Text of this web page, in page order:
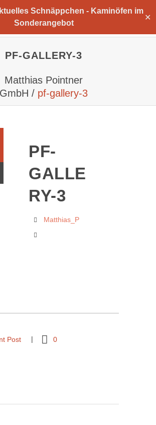
Schnäppchen - Kaminöfen im
Sonderangebot
✕
PF-GALLERY-3
Matthias Pointner
GmbH / pf-gallery-3
PF-
GALLE
RY-3
Matthias_P
Post 0